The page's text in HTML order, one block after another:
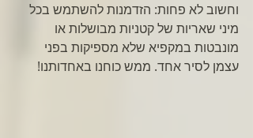
וחשוב לא פחות: הזדמנות להשתמש בכל
מיני שאריות של קטניות מבושלות או
מונבטות במקפיא שלא מספיקות בפני
עצמן לסיר אחד. ממש כוחנו באחדותנו!